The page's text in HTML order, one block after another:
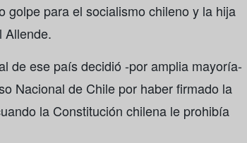
golpe para el socialismo chileno y la hija
Allende.
de ese país decidió -por amplia mayoría-
Nacional de Chile por haber firmado la
la Constitución chilena le prohibía